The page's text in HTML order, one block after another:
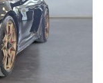
, iva deducibile